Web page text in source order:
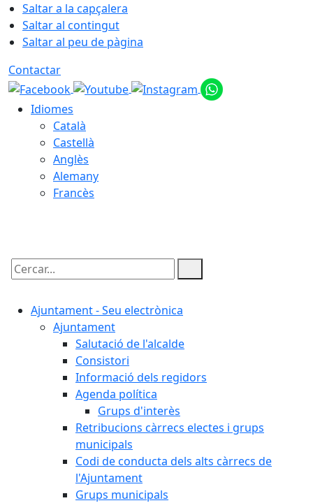
Saltar a la capçalera
Saltar al contingut
Saltar al peu de pàgina
Contactar
Idiomes
Català
Castellà
Anglès
Alemany
Francès
Cercar:
Ajuntament - Seu electrònica
Ajuntament
Salutació de l'alcalde
Consistori
Informació dels regidors
Agenda política
Grups d'interès
Retribucions càrrecs electes i grups
municipals
Codi de conducta dels alts càrrecs de
l'Ajuntament
Grups municipals